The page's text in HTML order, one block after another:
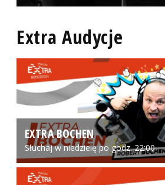
Extra Audycje
EXTRA BOCHEN
Słuchaj w niedzielę po godz. 22:00